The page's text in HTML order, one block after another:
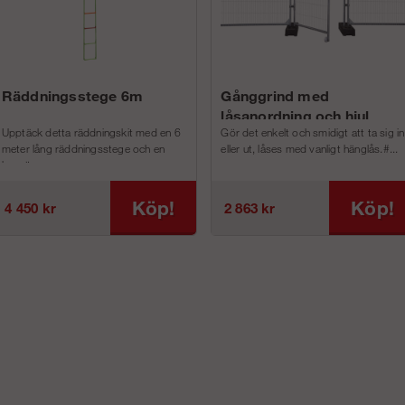
Räddningsstege 6m
Upptäck detta räddningskit med en 6
meter lång räddningsstege och en
beprö...
4 450 kr Köp!
Gånggrind med
låsanordning och hjul
Gör det enkelt och smidigt att ta sig in
eller ut, låses med vanligt hänglås.#...
2 863 kr Köp!